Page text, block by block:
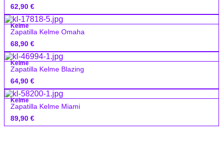
62,90 €
Kelme
Zapatilla Kelme Omaha
68,90 €
Kelme
Zapatilla Kelme Blazing
64,90 €
Kelme
Zapatilla Kelme Miami
89,90 €